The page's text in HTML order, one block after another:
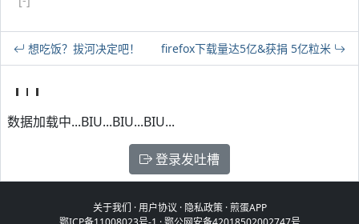
想吃饭？拔河决定吧！ firefox下载量达5亿&获捐 5亿粒米
数据加载中...BIU...BIU...BIU...
登录发吐槽
关于我们 ·用户协议 · 隐私政策·煎蛋APP